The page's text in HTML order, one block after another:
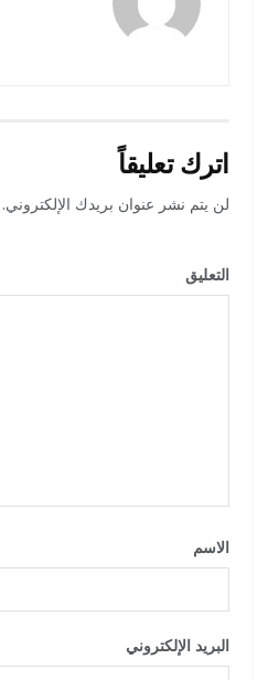
اترك تعليقاً
لن يتم نشر عنوان بريدك الإلكتروني.
التعليق
الاسم
البريد الإلكتروني